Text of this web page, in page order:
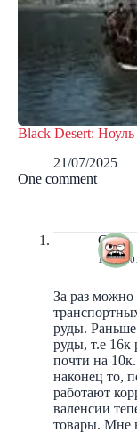
Black Desert:
21/07/2025
One comment
Солу
19/06/
За раз можно
руды.
руды, т.е 16к
почти на
наконец то,
работают
валенсии
товары. Мне